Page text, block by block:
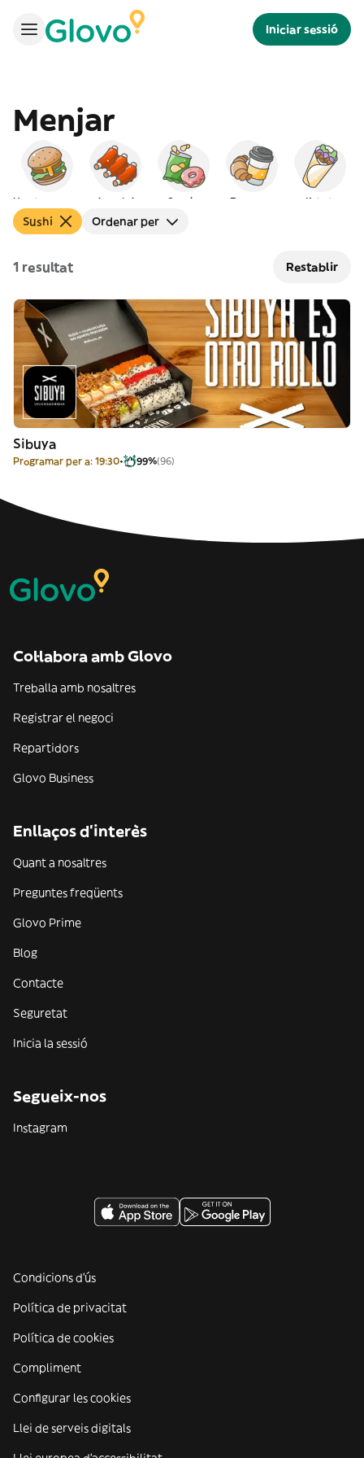
Iniciar sessió
Menjar
Americà Snacks Esmorzar Kebab
Sushi Ordenar per
1 resultat Restablir
Sibuya
Programar per a: 19:30 99%(96)
Col·labora amb Glovo
Treballa amb nosaltres
Registrar el negoci
Repartidors
Glovo Business
Enllaços d'interès
Quant a nosaltres
Preguntes freqüents
Glovo Prime
Blog
Contacte
Seguretat
Inicia la sessió
Segueix-nos
Instagram
Condicions d'ús
Política de privacitat
Política de cookies
Compliment
Configurar les cookies
Llei de serveis digitals